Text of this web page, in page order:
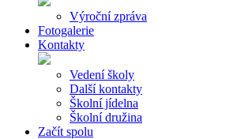
Výroční zpráva
Fotogalerie
Kontakty
Vedení školy
Další kontakty
Školní jídelna
Školní družina
Začít spolu